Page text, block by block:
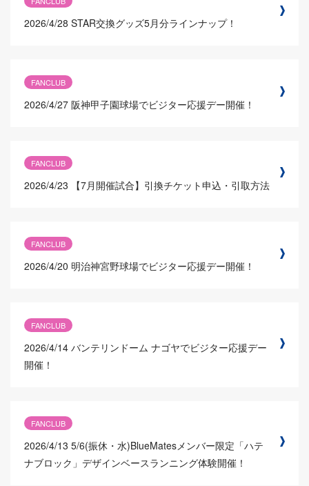
2026/4/28 STAR交換グッズ5月分ラインナップ！
FANCLUB
2026/4/27 阪神甲子園球場でビジター応援デー開催！
FANCLUB
2026/4/23 【7月開催試合】引換チケット申込・引取方法
FANCLUB
2026/4/20 明治神宮野球場でビジター応援デー開催！
FANCLUB
2026/4/14 バンテリンドーム ナゴヤでビジター応援デー
開催！
FANCLUB
2026/4/13 5/6(振休・水)BlueMatesメンバー限定「ハテ
ナブロック」デザインベースランニング体験開催！